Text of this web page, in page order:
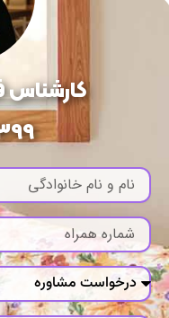
کارشناس